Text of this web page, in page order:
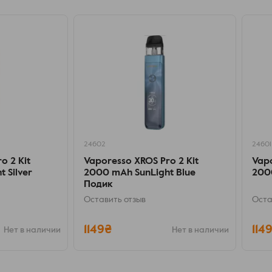
2 Kit
Silver
Нет в наличии
24602
Vaporesso XROS Pro 2 Kit
2000 mAh SunLight Blue
Подик
Оставить отзыв
1149₴ Нет в наличии
24601